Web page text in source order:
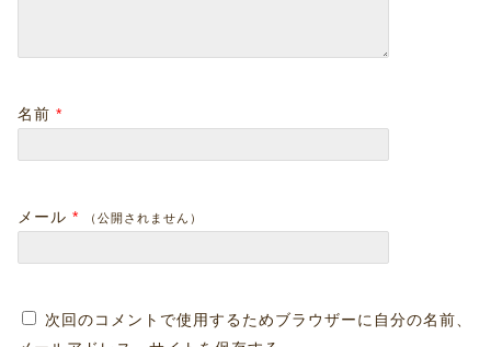
名前 *
メール * （公開されません）
次回のコメントで使用するためブラウザーに自分の名前、